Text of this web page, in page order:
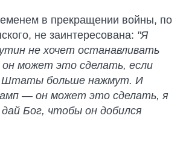
в прекращении войны, по
не заинтересована: "Я
не хочет останавливать
он может это сделать, если
Штаты больше нажмут. И
— он может это сделать, я
Бог, чтобы он добился